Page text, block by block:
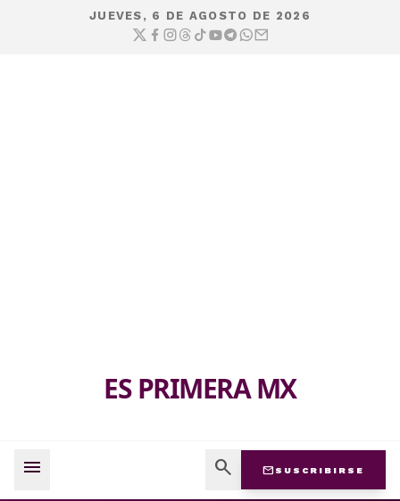
JUEVES, 6 DE AGOSTO DE 2026
ES PRIMERA MX
menu search mail SUSCRIBIRSE